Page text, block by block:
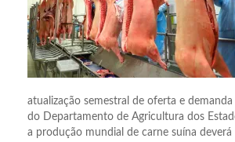
atualização semestral de oferta e
do Departamento de Agricultura dos
a produção mundial de carne suína deverá